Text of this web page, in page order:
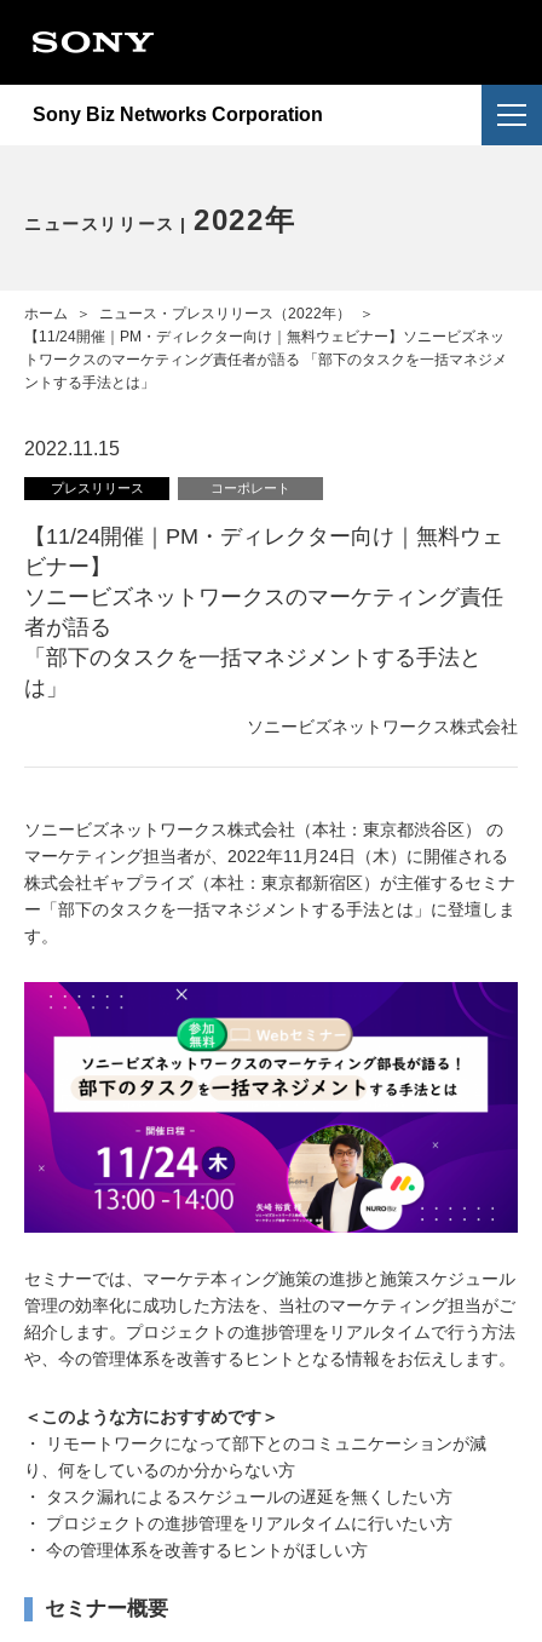
Sony Biz Networks Corporation
会社情報
アクセス
提供サービス
NURO Biz
2026年
2024年
2023年
2022年
採用情報
ニュースリリース 2022年
ホーム ＞ ニュース・プレスリリース（2022年）
＞
【11/24開催｜PM・ディレクター向け｜無料ウェビナー】ソニービズネッ
トワークスのマーケティング責任者が語る 「部下のタスクを一括マネジメ
ントする手法とは」
2022.11.15
プレスリリース コーポレート
【11/24開催｜PM・ディレクター向け｜無料ウェ
ビナー】
ソニービズネットワークスのマーケティング責任
者が語る
「部下のタスクを一括マネジメントする手法と
は」
ソニービズネットワークス株式会社
ソニービズネットワークス株式会社（本社：東京都渋谷区） の
マーケティング担当者が、2022年11月24日（木）に開催される
株式会社ギャプライズ（本社：東京都新宿区）が主催するセミナ
ー「部下のタスクを一括マネジメントする手法とは」に登壇しま
す。
セミナーでは、マーケテ本ィング施策の進捗と施策スケジュール
管理の効率化に成功した方法を、当社のマーケティング担当がご
紹介します。プロジェクトの進捗管理をリアルタイムで行う方法
や、今の管理体系を改善するヒントとなる情報をお伝えします。
＜このような方におすすめです＞
・ リモートワークになって部下とのコミュニケーションが減
り、何をしているのか分からない方
・ タスク漏れによるスケジュールの遅延を無くしたい方
・ プロジェクトの進捗管理をリアルタイムに行いたい方
・ 今の管理体系を改善するヒントがほしい方
セミナー概要